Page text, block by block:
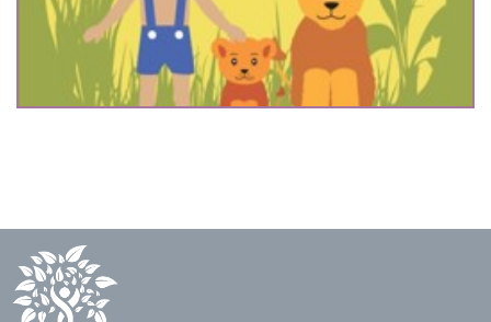
The lion Pim